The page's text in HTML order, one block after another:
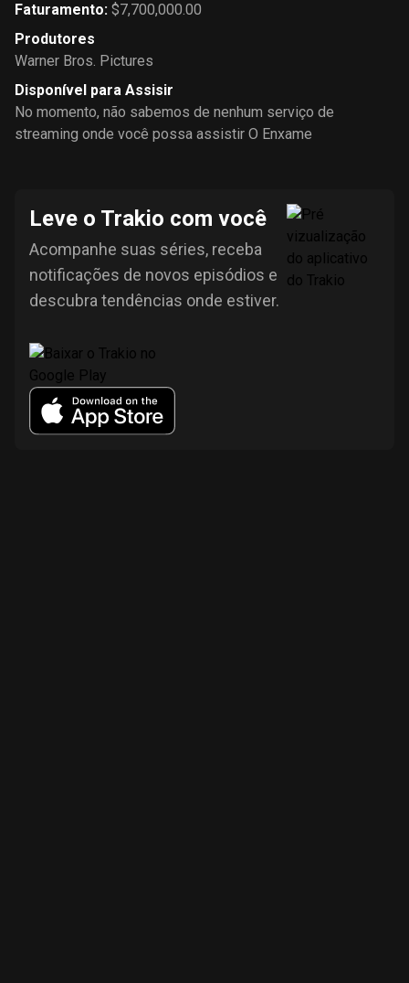
Faturamento: $7,700,000.00
Produtores
Warner Bros. Pictures
Disponível para Assisir
No momento, não sabemos de nenhum serviço de
streaming onde você possa assistir O Enxame
Leve o Trakio com você
Acompanhe suas séries, receba
notificações de novos episódios e
descubra tendências onde estiver.